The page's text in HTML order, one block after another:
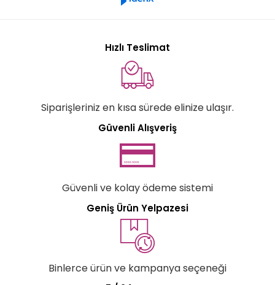
Hızlı Teslimat
Siparişleriniz en kısa sürede elinize ulaşır.
Güvenli Alışveriş
Güvenli ve kolay ödeme sistemi
Geniş Ürün Yelpazesi
Binlerce ürün ve kampanya seçeneği